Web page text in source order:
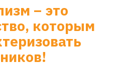
– это
которым